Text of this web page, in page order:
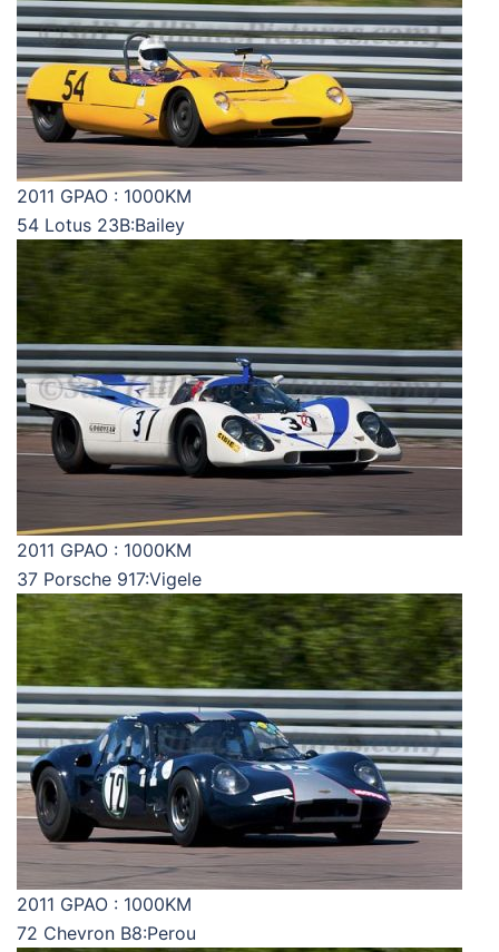
2011 GPAO : 1000KM
54 Lotus 23B:Bailey
2011 GPAO : 1000KM
37 Porsche 917:Vigele
2011 GPAO : 1000KM
72 Chevron B8:Perou